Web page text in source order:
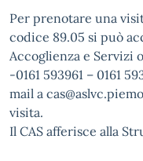
Per prenotare una
codice 89.05 si può
Accoglienza e Servizi
-0161 593961 – 0161
mail a
visita.
Il CAS afferisce alla